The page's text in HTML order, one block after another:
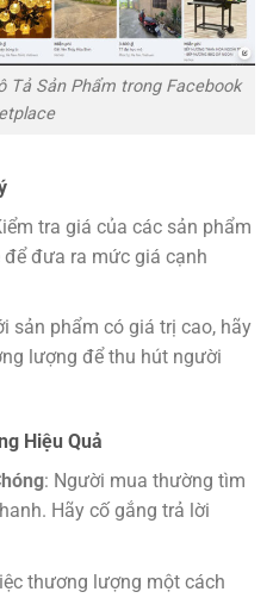
Tả Sản Phẩm trong Facebook
tra giá của các sản phẩm
đưa ra mức giá cạnh
sản phẩm có giá trị cao, hãy
lượng để thu hút người
Hiệu Quả
: Người mua thường tìm
Hãy cố gắng trả lời
thương lượng một cách